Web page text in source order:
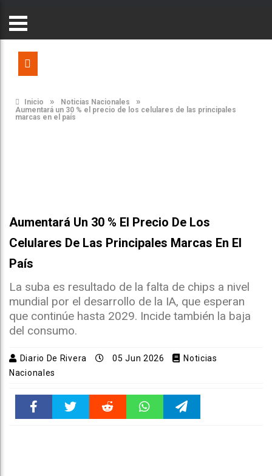
Inicio » Noticias Nacionales »
Aumentará un 30 % el precio de los celulares de las principales
marcas en el país
Aumentará Un 30 % El Precio De Los
Celulares De Las Principales Marcas En El
País
La suba es resultado de la falta de chips a nivel
mundial por el desarrollo de la IA, que esperan
que continúe hasta 2029. Incide también la baja
del consumo.
Diario De Rivera 05 Jun 2026
Noticias
Nacionales